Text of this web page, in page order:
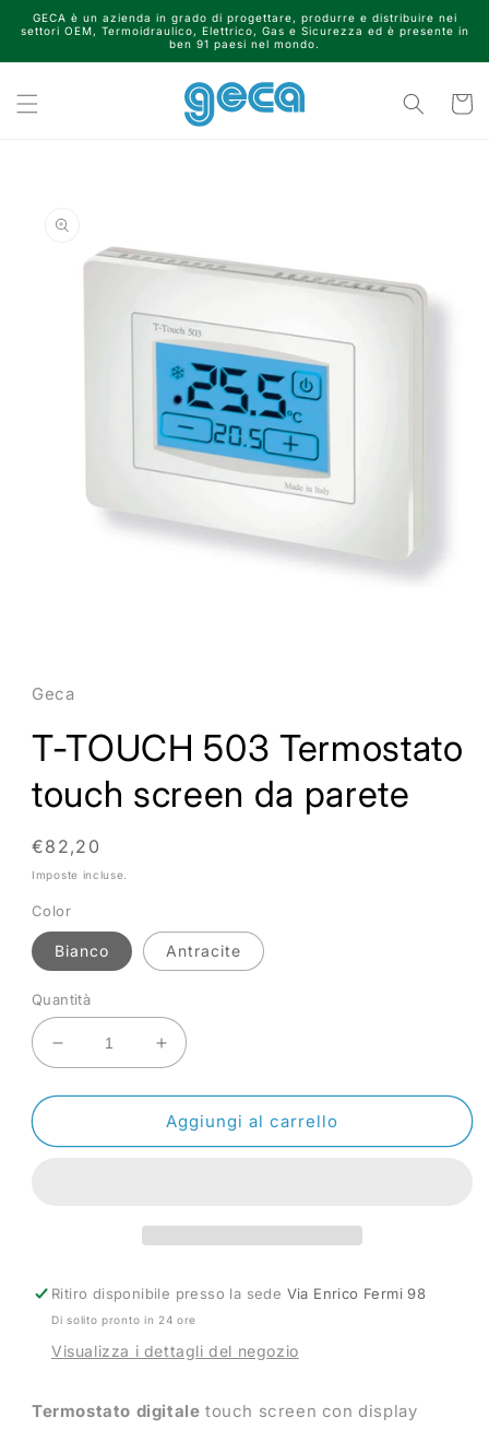
direttamente
ai contenuti
GECA è un azienda in grado di progettare, produrre e distribuire nei
settori OEM, Termoidraulico, Elettrico, Gas e Sicurezza ed è presente in
ben 91 paesi nel mondo.
sul prodotto
1
in
modale
Geca
T-TOUCH 503 Termostato
touch screen da parete
Prezzo
di
€82,20
Imposte incluse.
Color
Bianco Antracite
Quantità
Diminuisci
quantità
per
TOUCH
Aumenta
quantità
per
T-
TOUCH
Aggiungi al carrello
Ritiro disponibile presso la sede Via Enrico Fermi 98
Di solito pronto in 24 ore
Visualizza i dettagli del negozio
Termostato digitale touch screen con display